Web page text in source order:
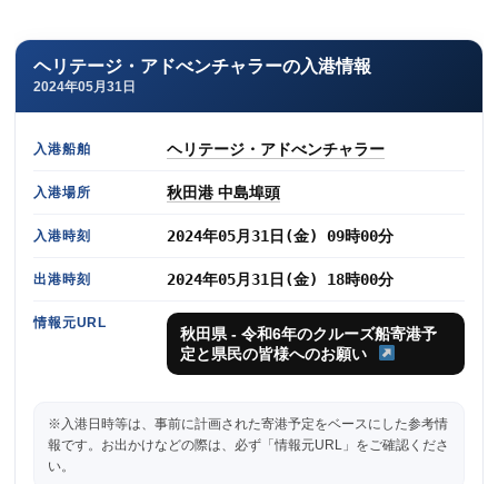
ヘリテージ・アドべンチャラーの入港情報
2024年05月31日
入港船舶 ヘリテージ・アドべンチャラー
入港場所 秋田港 中島埠頭
入港時刻 2024年05月31日(金) 09時00分
出港時刻 2024年05月31日(金) 18時00分
情報元URL
秋田県 - 令和6年のクルーズ船寄港予
定と県民の皆様へのお願い
※入港日時等は、事前に計画された寄港予定をベースにした参考情
報です。お出かけなどの際は、必ず「情報元URL」をご確認くださ
い。
新規登録 パスワードを忘れた方